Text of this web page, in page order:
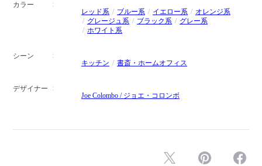
カラー
レッド系
ブルー系 イエロー系
オレンジ系
グレージュ系
ブラック系
グレー系
ホワイト系
シーン
キッチン
書斎・ホームオフィス
デザイナー
Joe Colombo / ジョエ・コロンボ